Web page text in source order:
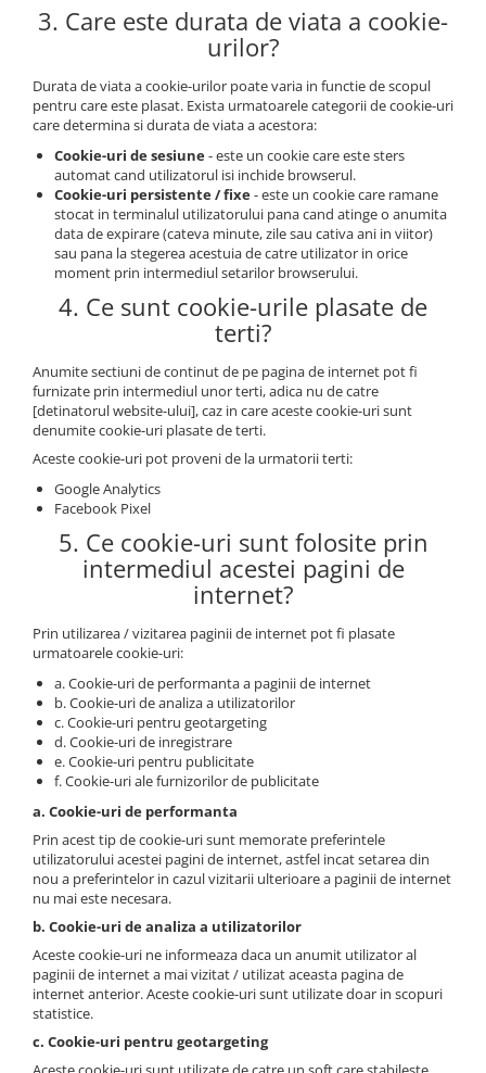
3. Care este durata de viata a cookie-
urilor?
Durata de viata a cookie-urilor poate varia in functie de scopul
pentru care este plasat. Exista urmatoarele categorii de cookie-uri
care determina si durata de viata a acestora:
Cookie-uri de sesiune- este un cookie care este sters
automat cand utilizatorul isi inchide browserul.
Cookie-uri persistente / fixe- este un cookie care ramane
stocat in terminalul utilizatorului pana cand atinge o anumita
data de expirare (cateva minute, zile sau cativa ani in viitor)
sau pana la stegerea acestuia de catre utilizator in orice
moment prin intermediul setarilor browserului.
4. Ce sunt cookie-urile plasate de
terti?
Anumite sectiuni de continut de pe pagina de internet pot fi
furnizate prin intermediul unor terti, adica nu de catre
[detinatorul website-ului], caz in care aceste cookie-uri sunt
denumite cookie-uri plasate de terti.
Aceste cookie-uri pot proveni de la urmatorii terti:
Google Analytics
Facebook Pixel
5. Ce cookie-uri sunt folosite prin
intermediul acestei pagini de
internet?
Prin utilizarea / vizitarea paginii de internet pot fi plasate
urmatoarele cookie-uri:
a. Cookie-uri de performanta a paginii de internet
b. Cookie-uri de analiza a utilizatorilor
c. Cookie-uri pentru geotargeting
d. Cookie-uri de inregistrare
e. Cookie-uri pentru publicitate
f. Cookie-uri ale furnizorilor de publicitate
a. Cookie-uri de performanta
Prin acest tip de cookie-uri sunt memorate preferintele
utilizatorului acestei pagini de internet, astfel incat setarea din
nou a preferintelor in cazul vizitarii ulterioare a paginii de internet
nu mai este necesara.
b. Cookie-uri de analiza a utilizatorilor
Aceste cookie-uri ne informeaza daca un anumit utilizator al
paginii de internet a mai vizitat / utilizat aceasta pagina de
internet anterior. Aceste cookie-uri sunt utilizate doar in scopuri
statistice.
c. Cookie-uri pentru geotargeting